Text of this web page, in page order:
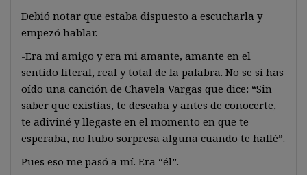
Debió notar que estaba dispuesto a escucharla y
empezó hablar.
-Era mi amigo y era mi amante, amante en el
sentido literal, real y total de la palabra. No se si has
oído una canción de Chavela Vargas que dice: “Sin
saber que existías, te deseaba y antes de conocerte,
te adiviné y llegaste en el momento en que te
esperaba, no hubo sorpresa alguna cuando te hallé”.
Pues eso me pasó a mí. Era “él”.